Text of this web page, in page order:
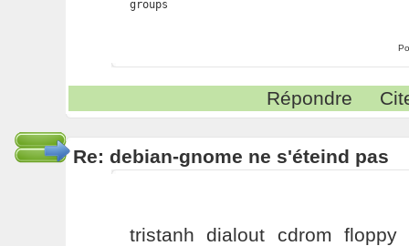
Répondre
Re: debian-gnome ne s'éteind pas
tristanh dialout cdrom floppy